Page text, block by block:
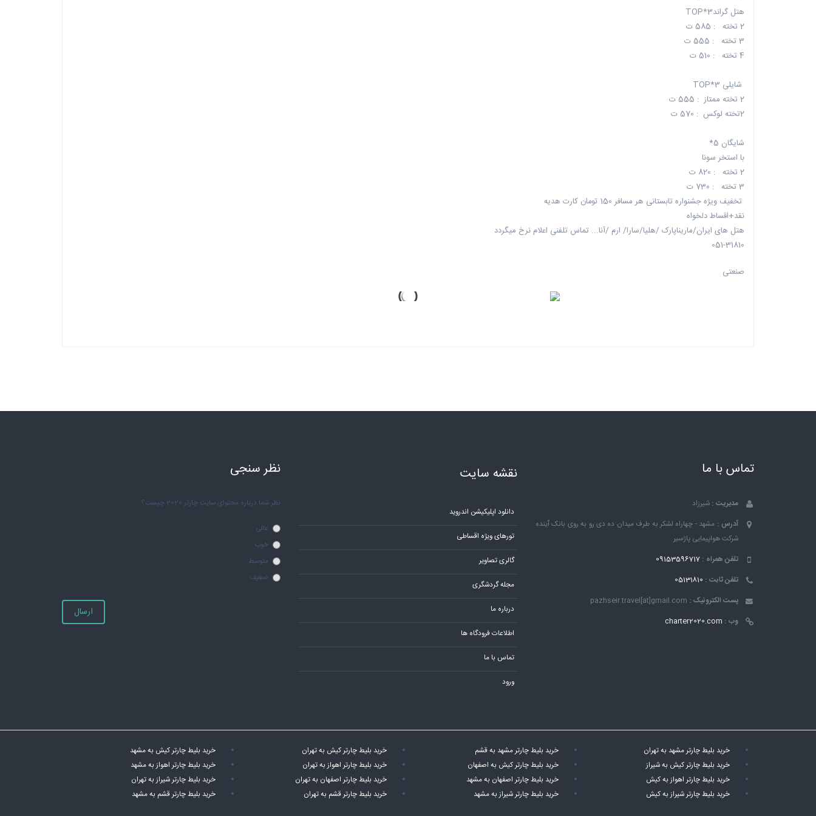
هتل گراند3*TOP
2 تخته : 585 ت
3 تخته : 555 ت
4 تخته : 510 ت
شایلی 3*TOP
2 تخته ممتاز : 555 ت
2تخته لوکس : 570 ت
شایگان 5*
با استخر سونا
2 تخته : 820 ت
3 تخته : 730 ت
تخفیف ویژه جشنواره تابستانی هر مسافر 150 تومان کارت هدیه
نقد+اقساط دلخواه
هتل های ایران/ماریناپارک /هلیا/سارا/ ارم /آنا... تماس تلفنی اعلام نرخ میگردد
051-31810
صنعتی
تماس با ما
مدیریت : شیرزاد
آدرس : مشهد - چهاراه لشکر به طرف میدان ده دی رو به روی بانک ٱینده
شرکت هواپیمایی پاژسیر
تلفن همراه : 09153596717
تلفن ثابت : 05131810
پست الکترونیک : pazhseir.travel[at]gmail.com
وب : charter2020.com
نقشه سایت
دانلود اپلیکیشن اندروید
تورهای ویژه اقساطی
گالری تصاویر
مجله گردشگری
درباره ما
اطلاعات فرودگاه ها
تماس با ما
ورود
نظر سنجی
نظر شما درباره محتوای سایت چارتر 2020 چیست؟
عالی
خوب
متوسط
ضعیف
ارسال
خرید بلیط چارتر مشهد به تهران خرید بلیط چارتر مشهد به قشم خرید بلیط چارتر کیش به تهران
خرید بلیط چارتر کیش به مشهد
خرید بلیط چارتر کیش به شیراز
خرید بلیط چارتر کیش به اصفهان خرید بلیط چارتر اهواز به تهران
خرید بلیط چارتر اهواز به مشهد
خرید بلیط چارتر اهواز به کیش
خرید بلیط چارتر اصفهان به مشهد خرید بلیط چارتر اصفهان به تهران
خرید بلیط چارتر شیراز به تهران
خرید بلیط چارتر شیراز به کیش
خرید بلیط چارتر شیراز به مشهد خرید بلیط چارتر قشم به تهران خرید بلیط چارتر قشم به مشهد